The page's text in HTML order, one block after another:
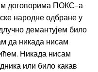
договорима ПОКС-а
народне одбране у
демантујем било
да никада нисам
Никада нисам
или било какав